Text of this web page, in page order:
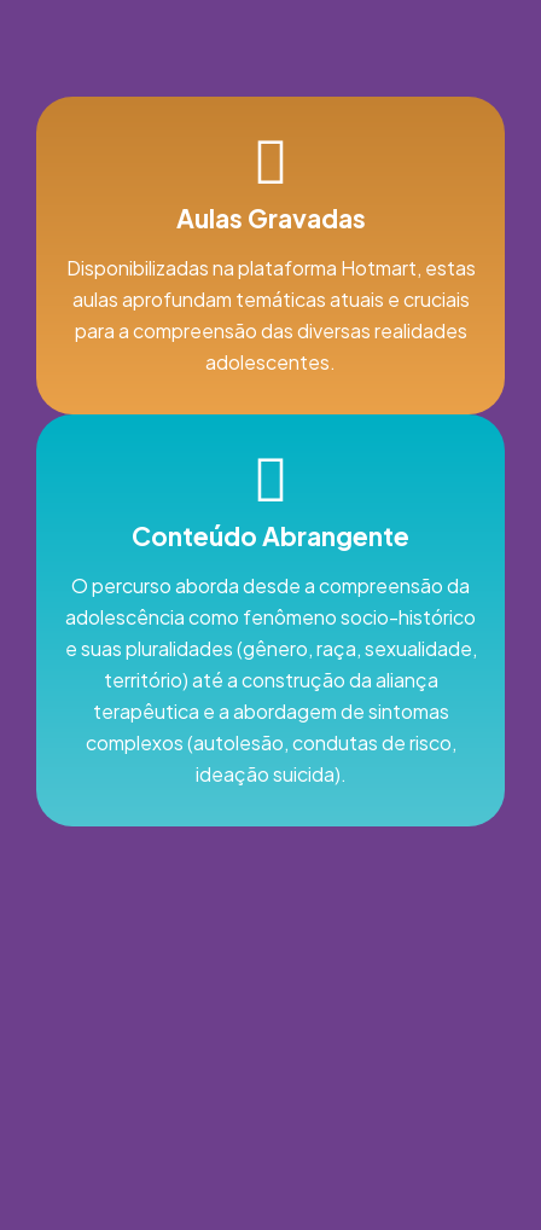
Aulas Gravadas
Disponibilizadas na plataforma Hotmart, estas
aulas aprofundam temáticas atuais e cruciais
para a compreensão das diversas realidades
adolescentes.
Conteúdo Abrangente
O percurso aborda desde a compreensão da
adolescência como fenômeno socio-histórico
e suas pluralidades (gênero, raça, sexualidade,
território) até a construção da aliança
terapêutica e a abordagem de sintomas
complexos (autolesão, condutas de risco,
ideação suicida).